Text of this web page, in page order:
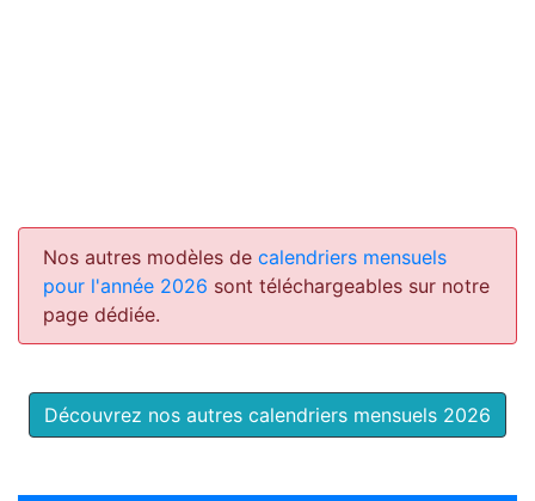
Nos autres modèles de calendriers mensuels
pour l'année 2026 sont téléchargeables sur notre
page dédiée.
Découvrez nos autres calendriers mensuels 2026